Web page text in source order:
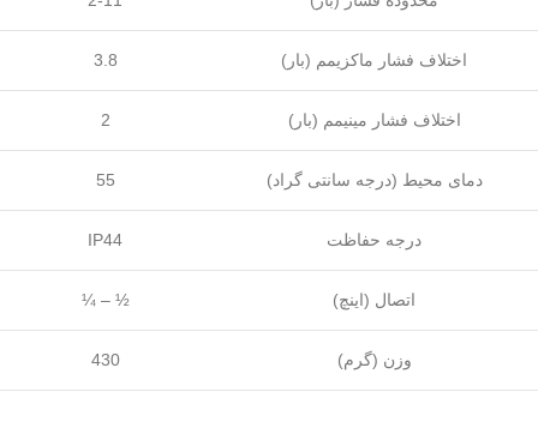
اختلاف فشار ماکزیمم (بار) 3.8
اختلاف فشار مینیمم (بار) 2
دمای محیط (درجه سانتی گراد) 55
درجه حفاظت IP44
اتصال (اینچ) ¼ – ½
وزن (گرم) 430